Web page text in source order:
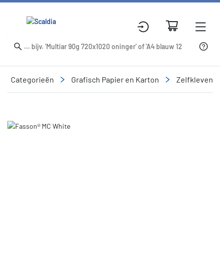
Categorieën Grafisch Papier en Karton Zelfklevend
Slide 1 of 1